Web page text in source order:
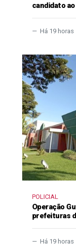
candidato
Há 19 horas
POLICIAL
Operação
prefeituras
Há 19 horas